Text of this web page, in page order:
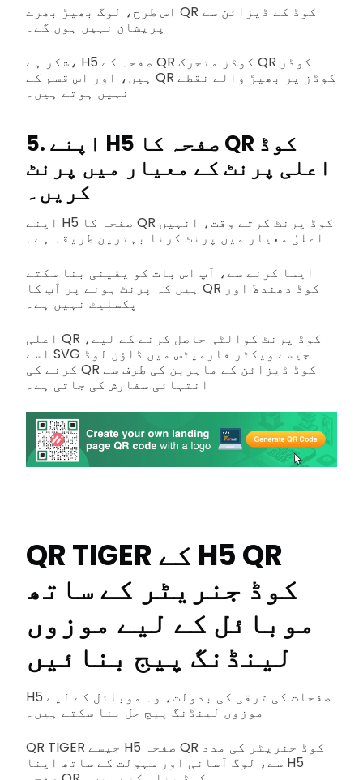
اس طرح، لوگ بھیڑ بھرے QR کوڈ کے ڈیزائن سے
پریشان نہیں ہوں گے۔
شکر ہے، H5 صفحہ کے QR کوڈز متحرک QR کوڈز
ہیں، اور اس قسم کے QR کوڈز پر بھیڑ والے نقطے
نہیں ہوتے ہیں۔
5. اپنے H5 صفحہ کا QR کوڈ
اعلی پرنٹ کے معیار میں پرنٹ
کریں۔
اپنے H5 صفحہ کا QR کوڈ پرنٹ کرتے وقت، انہیں
اعلیٰ معیار میں پرنٹ کرنا بہترین طریقہ ہے۔
ایسا کرنے سے، آپ اس بات کو یقینی بنا سکتے
ہیں کہ پرنٹ ہونے پر آپ کا QR کوڈ دھندلا اور
پکسلیٹ نہیں ہے۔
اعلی QR کوڈ پرنٹ کوالٹی حاصل کرنے کے لیے،
اسے SVG جیسے ویکٹر فارمیٹس میں ڈاؤن لوڈ
کرنے کی QR کوڈ ڈیزائن کے ماہرین کی طرف سے
انتہائی سفارش کی جاتی ہے۔
QR TIGER کے H5 QR
کوڈ جنریٹر کے ساتھ
موبائل کے لیے موزوں
لینڈنگ پیج بنائیں
H5 صفحات کی ترقی کی بدولت، وہ موبائل کے لیے
موزوں لینڈنگ پیج حل بنا سکتے ہیں۔
QR TIGER جیسے H5 صفحہ QR کوڈ جنریٹر کی مدد
سے، لوگ آسانی اور سہولت کے ساتھ اپنا H5